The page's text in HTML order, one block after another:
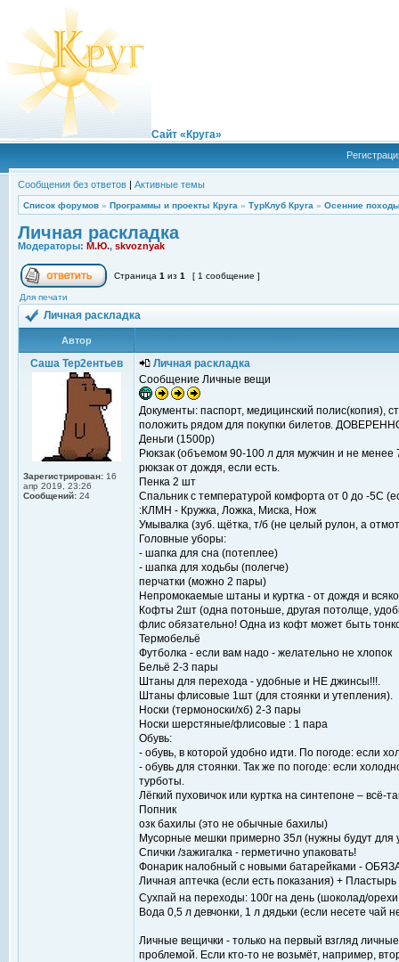
Сайт «Круга»
Сообщения без ответов | Активные темы
Список форумов » Программы и проекты Круга » ТурКлуб Круга » Осенние
Личная раскладка
Модераторы: М.Ю., skvoznyak
Страница 1 из 1 [ 1 сообщение ]
Для печати
Личная раскладка
Автор
Саша Тер2ентьев
Зарегистрирован: 16
апр 2019, 23:26
Сообщений: 24
Личная раскладка
Сообщение Личные вещи
Документы: паспорт, медицинский полис(копия),
положить рядом для покупки билетов.
Деньги (1500р)
Рюкзак (объемом 90-100 л для мужчин и не
рюкзак от дождя, если есть.
Пенка 2 шт
Спальник с температурой комфорта от 0 до -5С
:КЛМН - Кружка, Ложка, Миска, Нож
Умывалка (зуб. щётка, т/б (не целый рулон, а
Головные уборы:
- шапка для сна (потеплее)
- шапка для ходьбы (полегче)
перчатки (можно 2 пары)
Непромокаемые штаны и куртка - от дождя и
Кофты 2шт (одна потоньше, другая потолще,
флис обязательно! Одна из кофт может быть
Термобельё
Футболка - если вам надо - желательно не хлопок
Бельё 2-3 пары
Штаны для перехода - удобные и НЕ джинсы!!!.
Штаны флисовые 1шт (для стоянки и утепления).
Носки (термоноски/хб) 2-3 пары
Носки шерстяные/флисовые : 1 пара
Обувь:
- обувь, в которой удобно идти. По погоде: если
- обувь для стоянки. Так же по погоде: если
турботы.
Лёгкий пуховичок или куртка на синтепоне – всё-
Попник
озк бахилы (это не обычные бахилы)
Мусорные мешки примерно 35л (нужны будут для
Спички /зажигалка - герметично упаковать!
Фонарик налобный с новыми батарейками -
Личная аптечка (если есть показания) +
Сухпай на переходы: 100г на день (шоколад/
Вода 0,5 л девчонки, 1 л дядьки (если несете чай
Личные вещички - только на первый взгляд
проблемой. Если кто-то не возьмёт, например,